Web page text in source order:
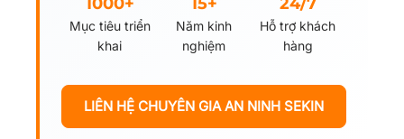
Mục tiêu triển
khai
Năm kinh
nghiệm
Hỗ trợ khách
hàng
LIÊN HỆ CHUYÊN GIA AN NINH SEKIN